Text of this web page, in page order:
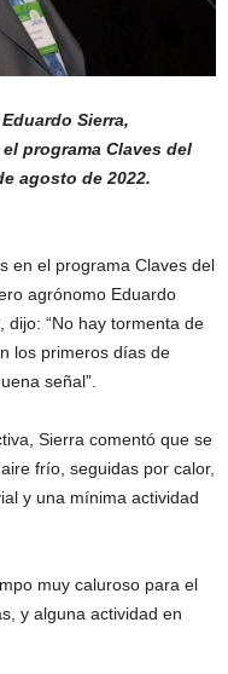
Sierra,
programa Claves del
agosto de 2022.
en el programa Claves del
agrónomo Eduardo
dijo: “No hay tormenta de
los primeros días de
señal”.
Sierra comentó que se
frío, seguidas por calor,
y una mínima actividad
muy caluroso para el
y alguna actividad en